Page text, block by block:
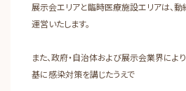
展示会エリアと臨時医療施設エリアは、
運営いたします。
また、政府・自治体および展示会業界によ
基に感染対策を講じたうえで